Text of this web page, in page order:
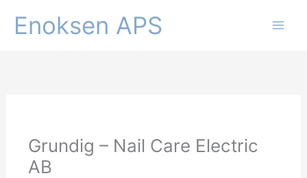
Enoksen APS
Grundig – Nail Care Electric
AB
Tilbud!
Tilbud!